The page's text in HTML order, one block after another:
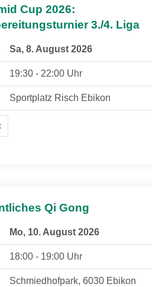
Cup 2026:
3./4. Liga
Sa, 8. August 2026
19:30 - 22:00 Uhr
Sportplatz Risch Ebikon
Qi Gong
Mo, 10. August 2026
18:00 - 19:00 Uhr
Schmiedhofpark, 6030 Ebikon